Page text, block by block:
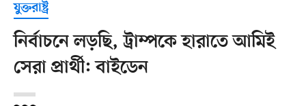
যুক্তরাষ্ট্র
নির্বাচনে লড়ছি, ট্রাম্পকে হারাতে আমিই
সেরা প্রার্থী: বাইডেন